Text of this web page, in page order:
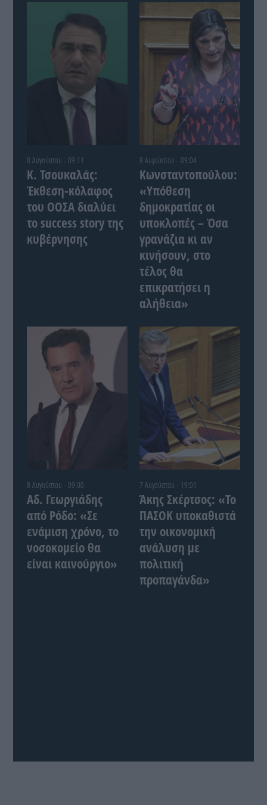
8 Αυγούστου - 09:11
Κ. Τσουκαλάς:
Έκθεση-κόλαφος
του ΟΟΣΑ διαλύει
το success story της
κυβέρνησης
8 Αυγούστου - 09:04
Κωνσταντοπούλου:
«Υπόθεση
δημοκρατίας οι
υποκλοπές – Όσα
γρανάζια κι αν
κινήσουν, στο
τέλος θα
επικρατήσει η
αλήθεια»
8 Αυγούστου - 09:00
Αδ. Γεωργιάδης
από Ρόδο: «Σε
ενάμιση χρόνο, το
νοσοκομείο θα
είναι καινούργιο»
7 Αυγούστου - 19:01
Άκης Σκέρτσος: «Το
ΠΑΣΟΚ υποκαθιστά
την οικονομική
ανάλυση με
πολιτική
προπαγάνδα»